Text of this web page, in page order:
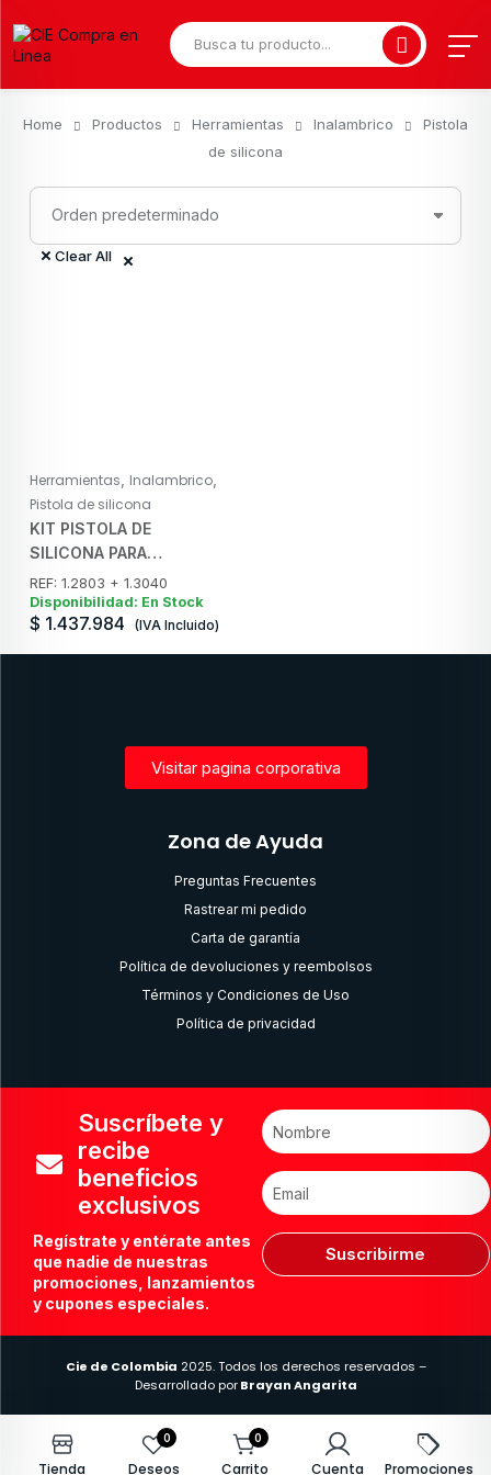
Home Productos Herramientas Inalambrico
Pistola
de silicona
Clear All
Herramientas, Inalambrico,
Pistola de silicona
KIT PISTOLA DE
SILICONA PARA
CARTUCHO SALCHICHA
600 ml Y TUBO 310 ml
1.2803 + 1.3040 STAYER
REF: 1.2803 + 1.3040
Disponibilidad: En Stock
$ 1.437.984 (IVA Incluido)
Visitar pagina corporativa
Zona de Ayuda
Preguntas Frecuentes
Rastrear mi pedido
Carta de garantía
Política de devoluciones y reembolsos
Términos y Condiciones de Uso
Política de privacidad
Suscríbete y
recibe
beneficios
exclusivos
Regístrate y entérate antes
que nadie de nuestras
promociones, lanzamientos
y cupones especiales.
Suscribirme
Cie de Colombia 2025. Todos los derechos reservados –
Desarrollado porBrayan Angarita
Tienda
0
Deseos
0
Carrito Cuenta Promociones